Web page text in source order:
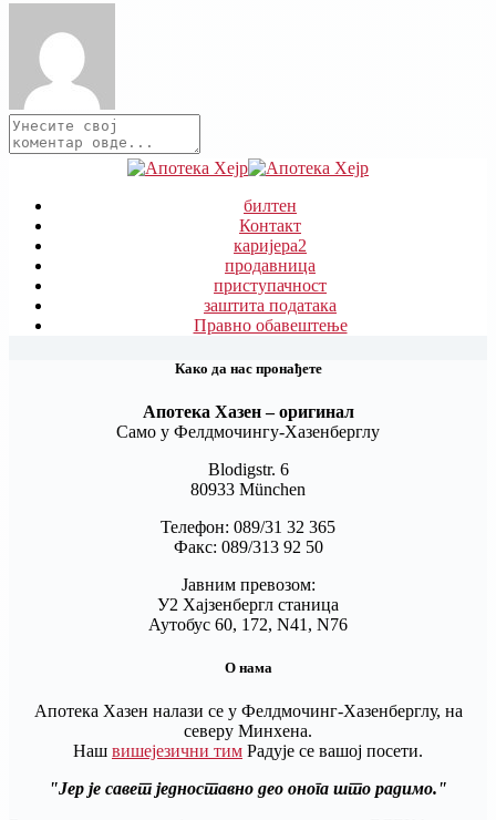
билтен
Контакт
каријера2
продавница
приступачност
заштита података
Правно обавештење
Како да нас пронађете
Апотека Хазен – оригинал
Само у Фелдмочингу-Хазенберглу
Blodigstr. 6
80933 München
Телефон: 089/31 32 365
Факс: 089/313 92 50
Јавним превозом:
У2 Хајзенбергл станица
Аутобус 60, 172, N41, N76
О нама
Апотека Хазен налази се у Фелдмочинг-Хазенберглу, на
северу Минхена.
Наш вишејезични тим Радује се вашој посети.
Јер је савет једноставно део онога што радимо.